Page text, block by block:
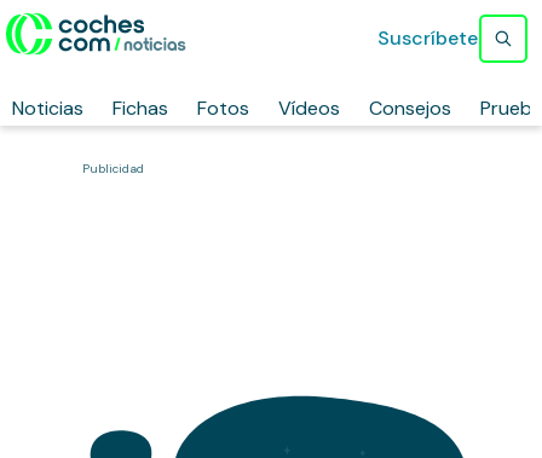
Noticias Fichas Fotos Vídeos Consejos
Suscríbete
Publicidad